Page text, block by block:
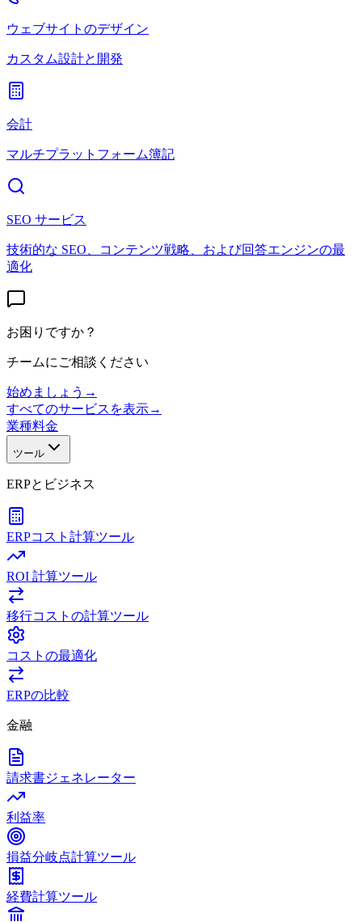
ウェブサイトのデザイン
カスタム設計と開発
会計
マルチプラットフォーム簿記
SEO サービス
技術的な SEO、コンテンツ戦略、および回答エンジンの最
適化
お困りですか？
チームにご相談ください
始めましょう →
すべてのサービスを表示→
業種料金
ツール
ERPとビジネス
ERPコスト計算ツール
ROI 計算ツール
移行コストの計算ツール
コストの最適化
ERPの比較
金融
請求書ジェネレーター
利益率
損益分岐点計算ツール
経費計算ツール